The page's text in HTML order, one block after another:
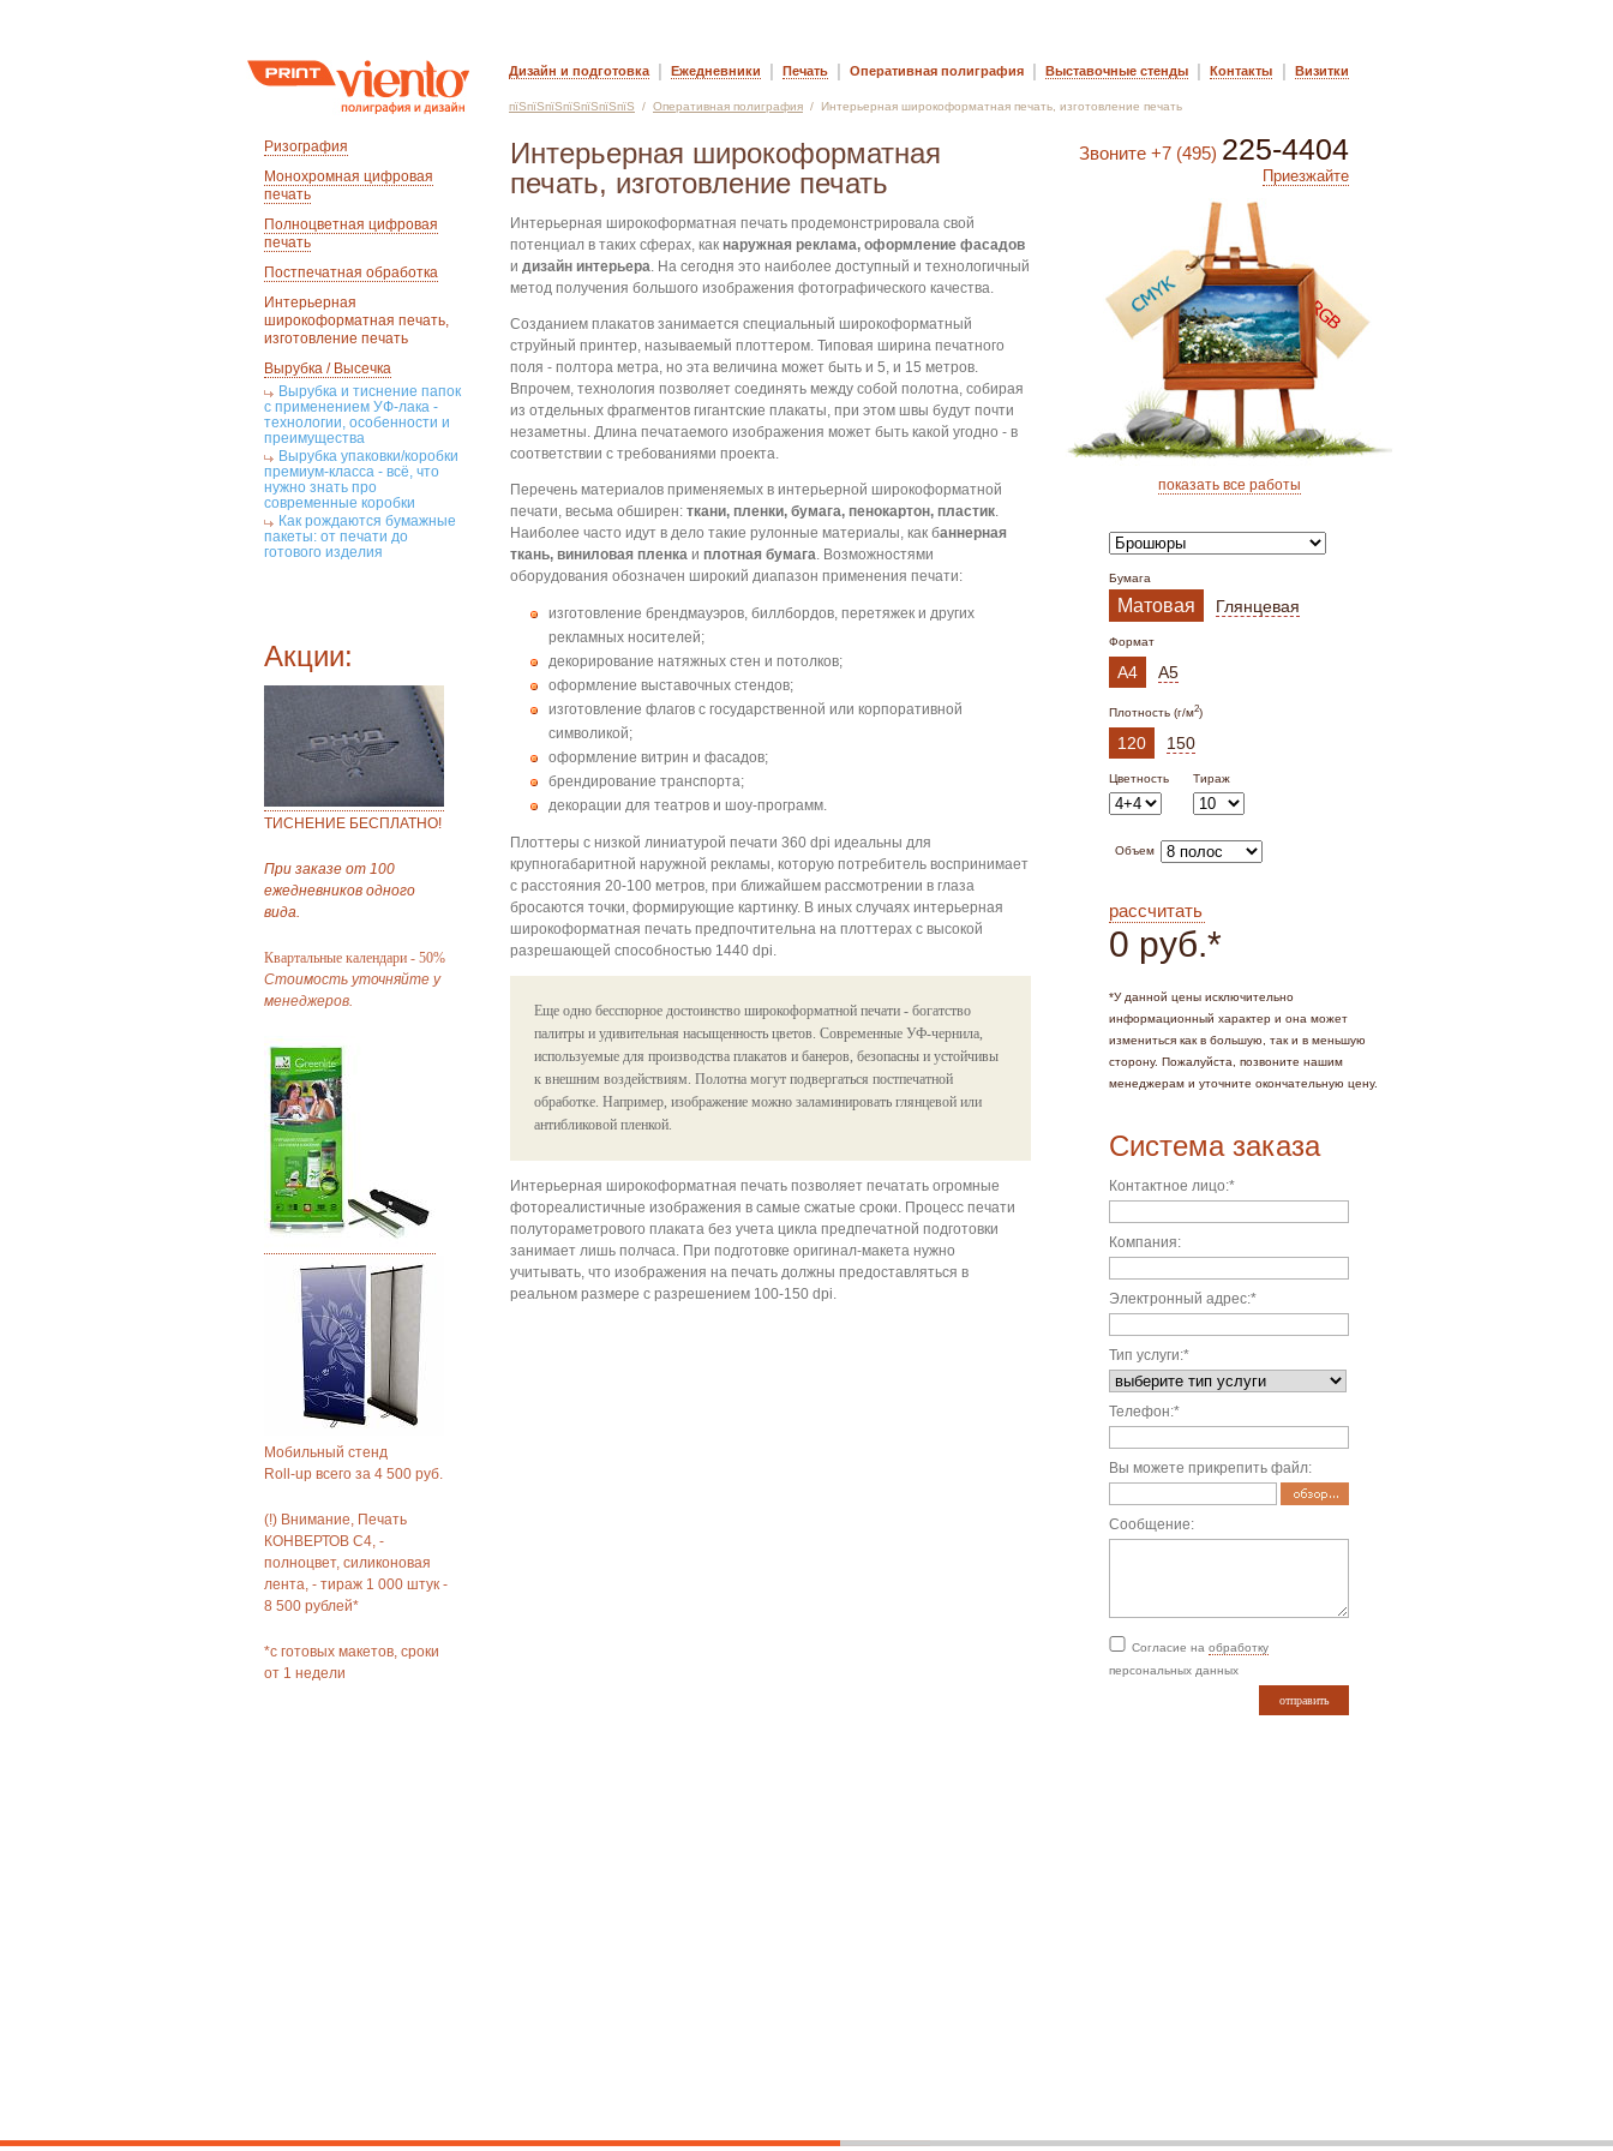
Дизайн и подготовка | Ежедневники | Печать | Оперативная полиграфия | Выставочные стенды | Контакты | Визитки
пїЅпїЅпїЅпїЅпїЅпїЅпїЅ / Оперативная полиграфия / Интерьерная широкоформатная печать, изготовление печать
Ризография
Монохромная цифровая
печать
Полноцветная цифровая
печать
Постпечатная обработка
Интерьерная
широкоформатная печать,
изготовление печать
Вырубка / Высечка
Вырубка и тиснение папок
с применением УФ-лака -
технологии, особенности и
преимущества
Вырубка упаковки/коробки
премиум-класса - всё, что
нужно знать про
современные коробки
Как рождаются бумажные
пакеты: от печати до
готового изделия
Акции:
ТИСНЕНИЕ БЕСПЛАТНО!
При заказе от 100
ежедневников одного
вида.
Квартальные календари - 50%
Стоимость уточняйте у
менеджеров.
Мобильный стенд
Roll-up всего за 4 500 руб.
(!) Внимание, Печать
КОНВЕРТОВ С4, -
полноцвет, силиконовая
лента, - тираж 1 000 штук -
8 500 рублей*
*с готовых макетов, сроки
от 1 недели
Звоните +7 (495) 225-4404
Приезжайте
показать все работы
Бумага
Матовая Глянцевая
Формат
А4 А5
Плотность (г/м2)
120 150
Цветность Тираж
Объем
рассчитать
0 руб.*
*У данной цены исключительно
информационный характер и она может
измениться как в большую, так и в меньшую
сторону. Пожалуйста, позвоните нашим
менеджерам и уточните окончательную цену.
Система заказа
Контактное лицо:*
Компания:
Электронный адрес:*
Тип услуги:*
Телефон:*
Вы можете прикрепить файл:
Сообщение:
Согласие на обработку
персональных данных
Интерьерная широкоформатная
печать, изготовление печать
Интерьерная широкоформатная печать продемонстрировала свой
потенциал в таких сферах, как наружная реклама, оформление фасадов
и дизайн интерьера. На сегодня это наиболее доступный и технологичный
метод получения большого изображения фотографического качества.
Созданием плакатов занимается специальный широкоформатный
струйный принтер, называемый плоттером. Типовая ширина печатного
поля - полтора метра, но эта величина может быть и 5, и 15 метров.
Впрочем, технология позволяет соединять между собой полотна, собирая
из отдельных фрагментов гигантские плакаты, при этом швы будут почти
незаметны. Длина печатаемого изображения может быть какой угодно - в
соответствии с требованиями проекта.
Перечень материалов применяемых в интерьерной широкоформатной
печати, весьма обширен: ткани, пленки, бумага, пенокартон, пластик.
Наиболее часто идут в дело такие рулонные материалы, как баннерная
ткань, виниловая пленка и плотная бумага. Возможностями
оборудования обозначен широкий диапазон применения печати:
изготовление брендмауэров, биллбордов, перетяжек и других
рекламных носителей;
декорирование натяжных стен и потолков;
оформление выставочных стендов;
изготовление флагов с государственной или корпоративной
символикой;
оформление витрин и фасадов;
брендирование транспорта;
декорации для театров и шоу-программ.
Плоттеры с низкой линиатурой печати 360 dpi идеальны для
крупногабаритной наружной рекламы, которую потребитель воспринимает
с расстояния 20-100 метров, при ближайшем рассмотрении в глаза
бросаются точки, формирующие картинку. В иных случаях интерьерная
широкоформатная печать предпочтительна на плоттерах с высокой
разрешающей способностью 1440 dpi.
Еще одно бесспорное достоинство широкоформатной печати - богатство
палитры и удивительная насыщенность цветов. Современные УФ-чернила,
используемые для производства плакатов и банеров, безопасны и устойчивы
к внешним воздействиям. Полотна могут подвергаться постпечатной
обработке. Например, изображение можно заламинировать глянцевой или
антибликовой пленкой.
Интерьерная широкоформатная печать позволяет печатать огромные
фотореалистичные изображения в самые сжатые сроки. Процесс печати
полутораметрового плаката без учета цикла предпечатной подготовки
занимает лишь полчаса. При подготовке оригинал-макета нужно
учитывать, что изображения на печать должны предоставляться в
реальном размере с разрешением 100-150 dpi.